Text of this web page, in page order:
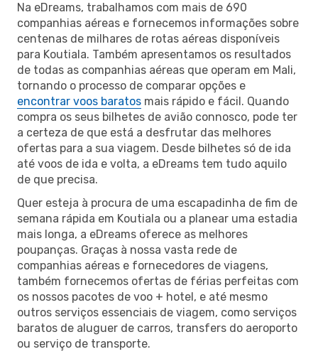
Na eDreams, trabalhamos com mais de 690
companhias aéreas e fornecemos informações sobre
centenas de milhares de rotas aéreas disponíveis
para Koutiala. Também apresentamos os resultados
de todas as companhias aéreas que operam em Mali,
tornando o processo de comparar opções e
encontrar voos baratos mais rápido e fácil. Quando
compra os seus bilhetes de avião connosco, pode ter
a certeza de que está a desfrutar das melhores
ofertas para a sua viagem. Desde bilhetes só de ida
até voos de ida e volta, a eDreams tem tudo aquilo
de que precisa.
Quer esteja à procura de uma escapadinha de fim de
semana rápida em Koutiala ou a planear uma estadia
mais longa, a eDreams oferece as melhores
poupanças. Graças à nossa vasta rede de
companhias aéreas e fornecedores de viagens,
também fornecemos ofertas de férias perfeitas com
os nossos pacotes de voo + hotel, e até mesmo
outros serviços essenciais de viagem, como serviços
baratos de aluguer de carros, transfers do aeroporto
ou serviço de transporte.